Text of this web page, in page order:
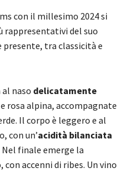
con il millesimo 2024 si
rappresentativi del suo
presente, tra classicità e
naso delicatamente
rosa alpina, accompagnate
Il corpo è leggero e al
con un’acidità bilanciata
finale emerge la
accenni di ribes. Un vino